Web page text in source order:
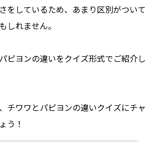
をしているため、あまり区別がついて
しれません。
ピヨンの違いをクイズ形式でご紹介し
チワワとパピヨンの違いクイズにチャ
う！